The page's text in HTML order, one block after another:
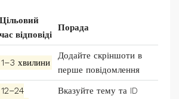
Цільовий
час відповіді
Порада
1–3 хвилини
Додайте скріншоти в
перше повідомлення
12–24
Вказуйте тему та ID